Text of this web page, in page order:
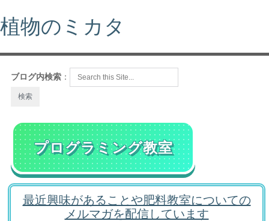
植物のミカタ
ブログ内検索 ：
プログラミング教室
最近興味があることや肥料教室についての
メルマガを配信しています